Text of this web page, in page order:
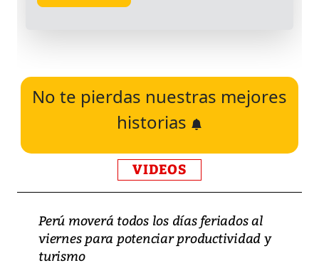
No te pierdas nuestras mejores
historias
VIDEOS
Perú moverá todos los días feriados al
viernes para potenciar productividad y
turismo